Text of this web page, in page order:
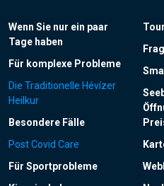
Wenn Sie nur ein paar
Tage haben
Für komplexe Probleme
Die Traditionelle Hévízer
Heilkur
Besondere Fälle
Post Covid Care
Für Sportprobleme